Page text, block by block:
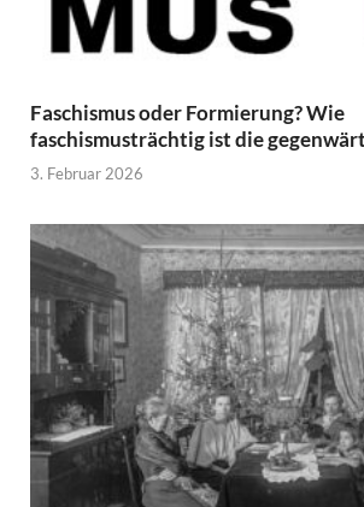
Faschismus oder Formierung? Wie
faschismusträchtig ist die
3. Februar 2026